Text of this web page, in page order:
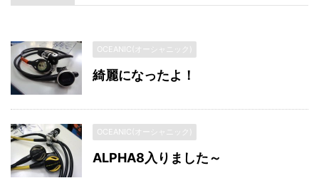
OCEANIC(オーシャニック)
綺麗になったよ！
OCEANIC(オーシャニック)
ALPHA8入りました～